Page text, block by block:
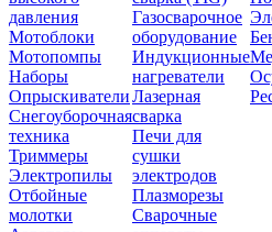
давления
Мотоблоки
Мотопомпы
Наборы
Опрыскиватели
Снегоуборочная
техника
Триммеры
Электропилы
Отбойные
молотки
Газосварочное
оборудование
Индукционные
нагреватели
Лазерная
сварка
Печи для
сушки
электродов
Плазморезы
Сварочные